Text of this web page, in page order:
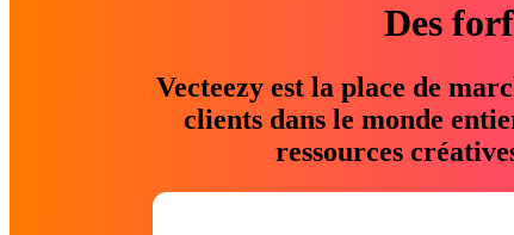
Des
Vecteezy est la place de
clients dans le monde
ressources